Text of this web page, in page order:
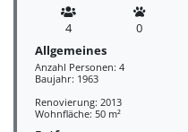
4 0
Allgemeines
Anzahl Personen: 4
Baujahr: 1963
Renovierung: 2013
Wohnfläche: 50 m²